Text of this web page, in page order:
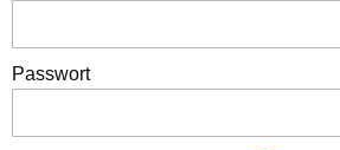
Passwort